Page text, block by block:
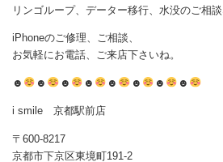
リンゴループ、データー移行、水没のご相
iPhoneのご修理、ご相談、
お気軽にお電話、ご来店下さいね。
☻ ☻ ☻ ☻ ☻ ☻ ☻ ☻
i smile 京都駅前店
〒600-8217
京都市下京区東境町191-2